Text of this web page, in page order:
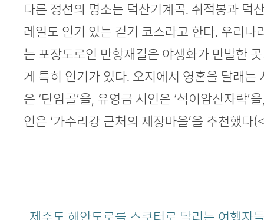
다른 정선의 명소는 덕산기계곡. 취적봉과 덕
레일도 인기 있는 걷기 코스라고 한다. 우리나
는 포장도로인 만항재길은 야생화가 만발한
게 특히 인기가 있다. 오지에서 영혼을 달래는
은 ‘단임골’을, 유영금 시인은 ‘석이암산자락’
인은 ‘가수리강 근처의 제장마을’을 추천했다